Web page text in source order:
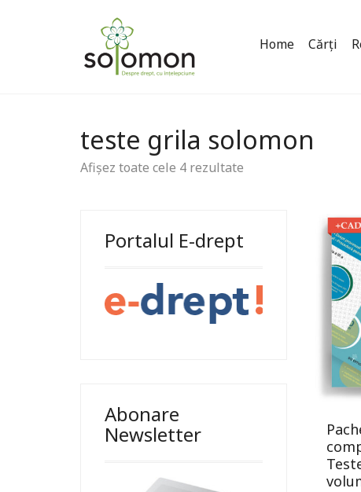
Home Cărți
teste grila solomon
Afișez toate cele 4 rezultate
Portalul E-drept
Abonare
Newsletter